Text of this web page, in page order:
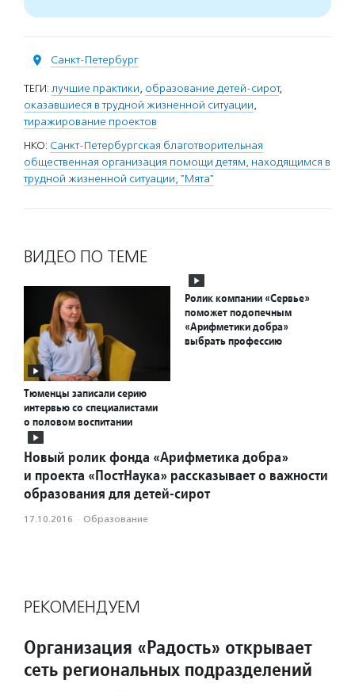
Санкт-Петербург
ТЕГИ: лучшие практики, образование детей-сирот,
оказавшиеся в трудной жизненной ситуации,
тиражирование проектов
НКО: Санкт-Петербургская благотворительная
общественная организация помощи детям, находящимся в
трудной жизненной ситуации, "Мята"
ВИДЕО ПО ТЕМЕ
Тюменцы записали серию
интервью со специалистами
о половом воспитании
Ролик компании «Сервье»
поможет подопечным
«Арифметики добра»
выбрать профессию
Новый ролик фонда «Арифметика добра»
и проекта «ПостНаука» рассказывает о важности
образования для детей-сирот
17.10.2016 · Образование
РЕКОМЕНДУЕМ
Организация «Радость» открывает
сеть региональных подразделений